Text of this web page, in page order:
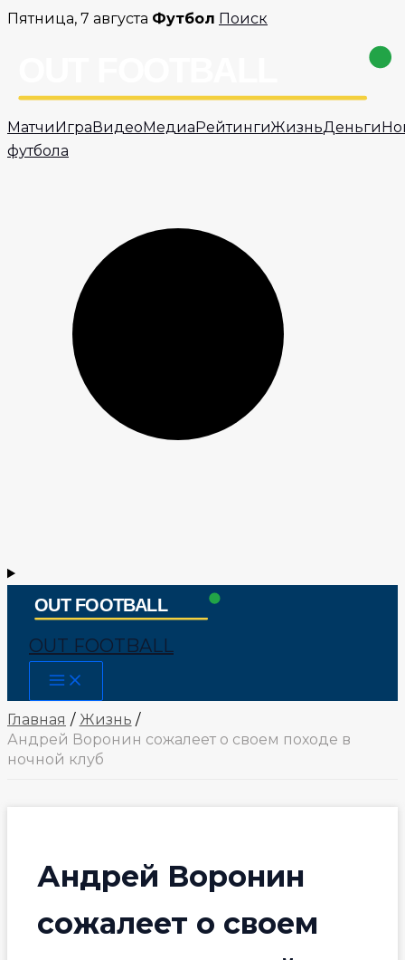
Перейти
Пятница, 7 августа Футбол Поиск
Матчи Игра Видео Медиа РейтингиЖизньДеньги
футбола
OUT FOOTBALL
Main
Menu
Главная
Жизнь
Андрей Воронин сожалеет о своем походе в
ночной клуб
Андрей Воронин
сожалеет о своем